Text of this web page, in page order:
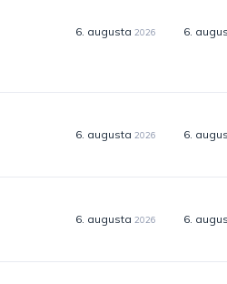
6. augusta 2026 6.
6. augusta 2026 6.
6. augusta 2026 6.